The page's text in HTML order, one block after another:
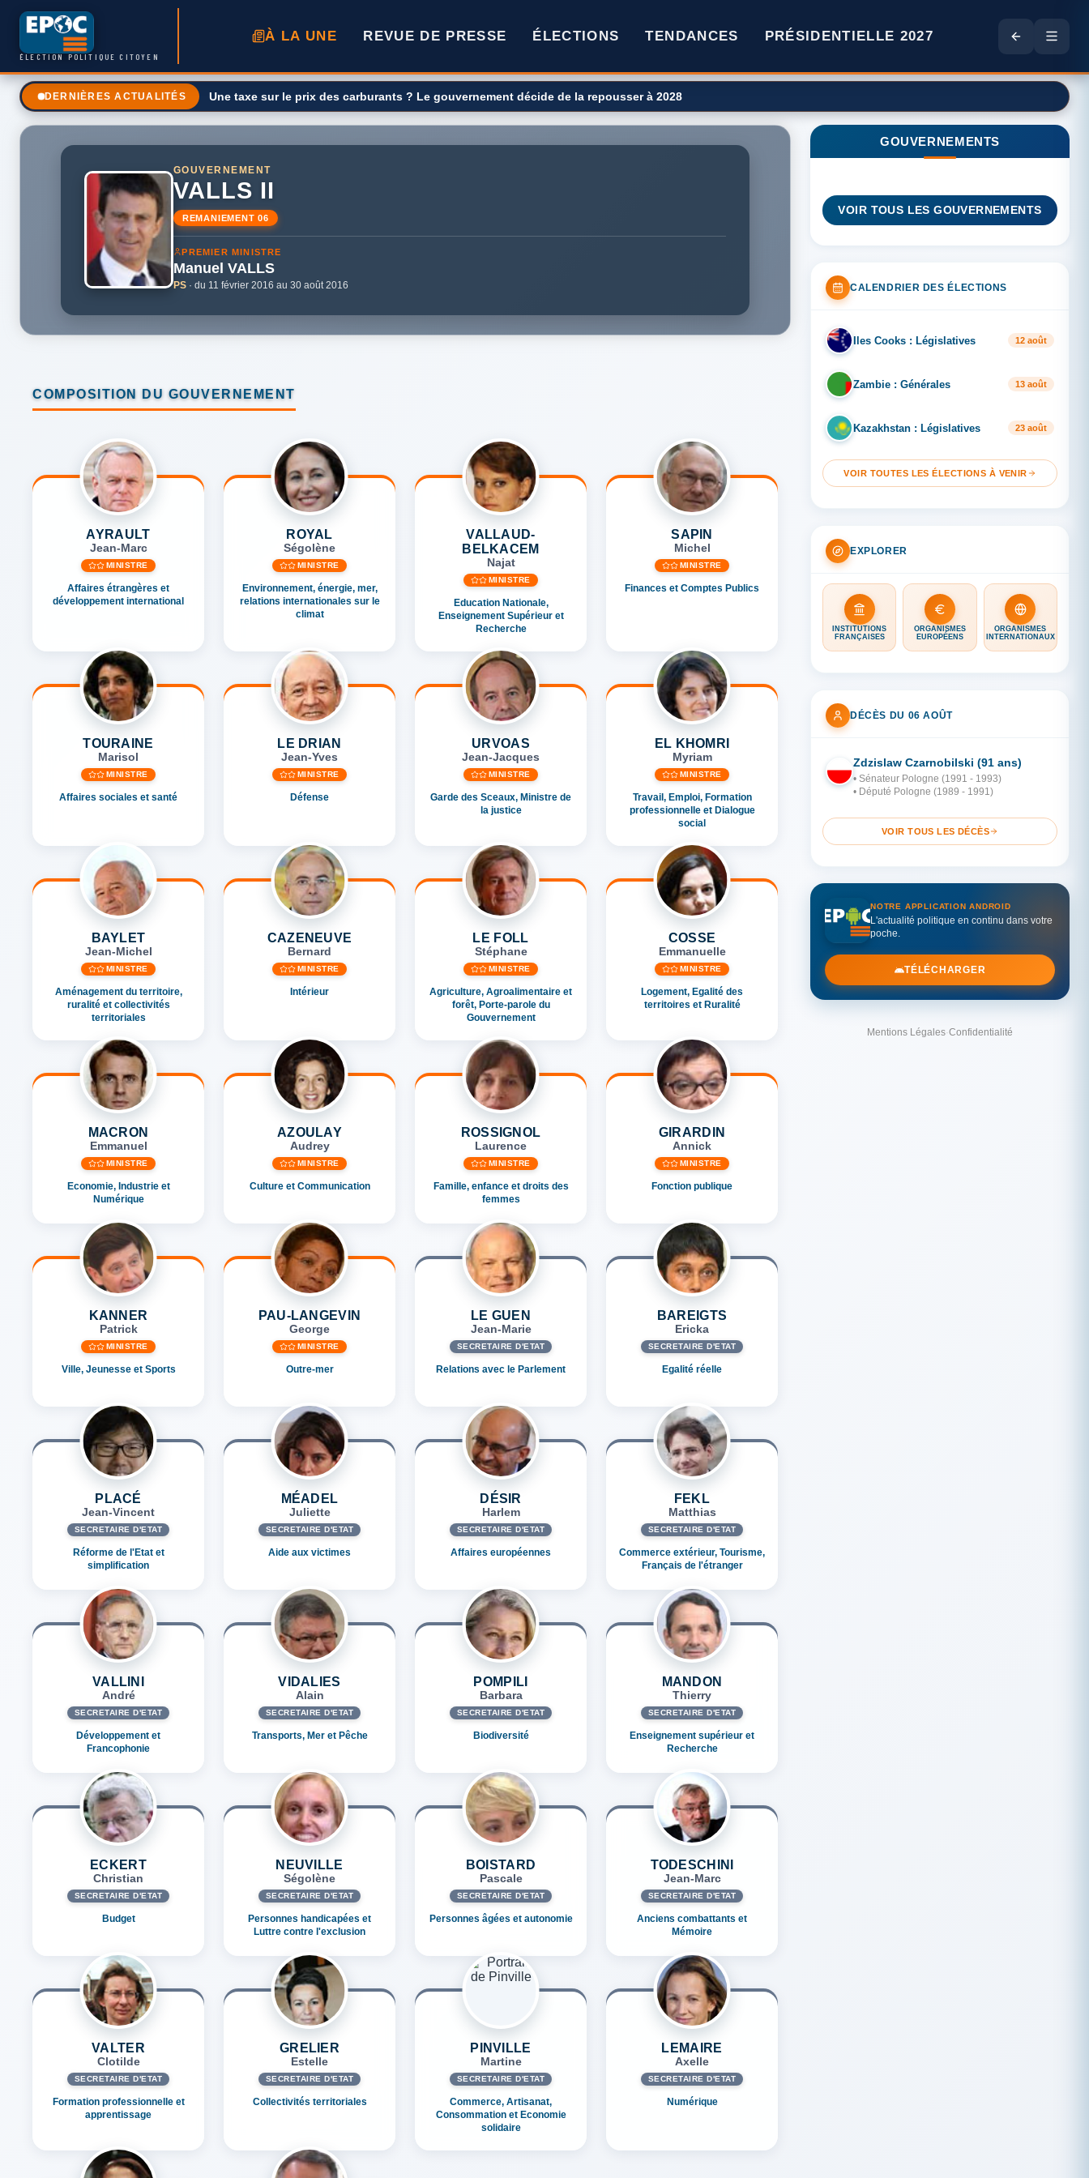
ÉLECTION POLITIQUE CITOYEN
À LA UNE REVUE DE PRESSE ÉLECTIONS TENDANCES PRÉSIDENTIELLE 2027
DERNIÈRES ACTUALITÉS Doubs. Le ministre de la Ruralité Michel Fournier décoré à Belvoir
GOUVERNEMENT
VALLS II
REMANIEMENT 06
PREMIER MINISTRE
Manuel VALLS
PS· du 11 février 2016 au 30 août 2016
COMPOSITION DU GOUVERNEMENT
AYRAULT
Jean-Marc
MINISTRE
Affaires étrangères et
développement international
ROYAL
Ségolène
MINISTRE
Environnement, énergie, mer,
relations internationales sur le
climat
VALLAUD-
BELKACEM
Najat
MINISTRE
Education Nationale,
Enseignement Supérieur et
Recherche
SAPIN
Michel
MINISTRE
Finances et Comptes Publics
TOURAINE
Marisol
MINISTRE
Affaires sociales et santé
LE DRIAN
Jean-Yves
MINISTRE
Défense
URVOAS
Jean-Jacques
MINISTRE
Garde des Sceaux, Ministre de
la justice
EL KHOMRI
Myriam
MINISTRE
Travail, Emploi, Formation
professionnelle et Dialogue
social
BAYLET
Jean-Michel
MINISTRE
Aménagement du territoire,
ruralité et collectivités
territoriales
CAZENEUVE
Bernard
MINISTRE
Intérieur
LE FOLL
Stéphane
MINISTRE
Agriculture, Agroalimentaire et
forêt, Porte-parole du
Gouvernement
COSSE
Emmanuelle
MINISTRE
Logement, Egalité des
territoires et Ruralité
MACRON
Emmanuel
MINISTRE
Economie, Industrie et
Numérique
AZOULAY
Audrey
MINISTRE
Culture et Communication
ROSSIGNOL
Laurence
MINISTRE
Famille, enfance et droits des
femmes
GIRARDIN
Annick
MINISTRE
Fonction publique
KANNER
Patrick
MINISTRE
Ville, Jeunesse et Sports
PAU-LANGEVIN
George
MINISTRE
Outre-mer
LE GUEN
Jean-Marie
SECRÉTAIRE D'ETAT
Relations avec le Parlement
BAREIGTS
Ericka
SECRÉTAIRE D'ETAT
Egalité réelle
PLACÉ
Jean-Vincent
SECRÉTAIRE D'ETAT
Réforme de l'Etat et
simplification
MÉADEL
Juliette
SECRÉTAIRE D'ETAT
Aide aux victimes
DÉSIR
Harlem
SECRÉTAIRE D'ETAT
Affaires européennes
FEKL
Matthias
SECRÉTAIRE D'ETAT
Commerce extérieur, Tourisme,
Français de l'étranger
VALLINI
André
SECRÉTAIRE D'ETAT
Développement et
Francophonie
VIDALIES
Alain
SECRÉTAIRE D'ETAT
Transports, Mer et Pêche
POMPILI
Barbara
SECRÉTAIRE D'ETAT
Biodiversité
MANDON
Thierry
SECRÉTAIRE D'ETAT
Enseignement supérieur et
Recherche
ECKERT
Christian
SECRÉTAIRE D'ETAT
Budget
NEUVILLE
Ségolène
SECRÉTAIRE D'ETAT
Personnes handicapées et
Luttre contre l'exclusion
BOISTARD
Pascale
SECRÉTAIRE D'ETAT
Personnes âgées et autonomie
TODESCHINI
Jean-Marc
SECRÉTAIRE D'ETAT
Anciens combattants et
Mémoire
VALTER
Clotilde
SECRÉTAIRE D'ETAT
Formation professionnelle et
apprentissage
GRELIER
Estelle
SECRÉTAIRE D'ETAT
Collectivités territoriales
PINVILLE
Martine
SECRÉTAIRE D'ETAT
Commerce, Artisanat,
Consommation et Economie
solidaire
LEMAIRE
Axelle
SECRÉTAIRE D'ETAT
Numérique
GOUVERNEMENTS
VOIR TOUS LES GOUVERNEMENTS
CALENDRIER DES ÉLECTIONS
IL Iles Cooks : Législatives 12 août
ZA Zambie : Générales 13 août
KA Kazakhstan : Législatives 23 août
VOIR TOUTES LES ÉLECTIONS À VENIR
EXPLORER
INSTITUTIONS
FRANÇAISES
ORGANISMES
EUROPÉENS
ORGANISMES
INTERNATIONAUX
DÉCÈS DU 06 AOÛT
PO
Zdzislaw Czarnobilski (91 ans)
• Sénateur Pologne (1991 - 1993)
• Député Pologne (1989 - 1991)
VOIR TOUS LES DÉCÈS
NOTRE APPLICATION ANDROID
L'actualité politique en continu dans votre
poche.
TÉLÉCHARGER
Mentions Légales·Confidentialité